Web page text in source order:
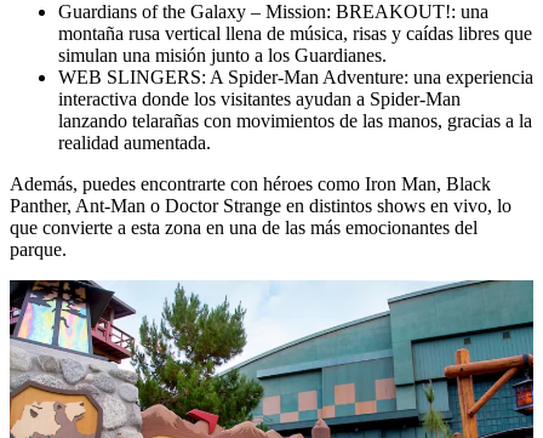
Guardians of the Galaxy – Mission: BREAKOUT!: una
montaña rusa vertical llena de música, risas y caídas libres que
simulan una misión junto a los Guardianes.
WEB SLINGERS: A Spider-Man Adventure: una experiencia
interactiva donde los visitantes ayudan a Spider-Man
lanzando telarañas con movimientos de las manos, gracias a la
realidad aumentada.
Además, puedes encontrarte con héroes como Iron Man, Black
Panther, Ant-Man o Doctor Strange en distintos shows en vivo, lo
que convierte a esta zona en una de las más emocionantes del
parque.